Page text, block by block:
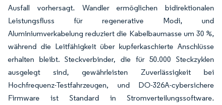
Ausfall vorhersagt. Wandler ermöglichen bidirektionalen
Leistungsfluss für regenerative Modi, und
Aluminiumverkabelung reduziert die Kabelbaumasse um 30 %,
während die Leitfähigkeit über kupferkaschierte Anschlüsse
erhalten bleibt. Steckverbinder, die für 50.000 Steckzyklen
ausgelegt sind, gewährleisten Zuverlässigkeit bei
Hochfrequenz-Testfahrzeugen, und DO-326A-cybersichere
Firmware ist Standard in Stromverteilungssoftware.